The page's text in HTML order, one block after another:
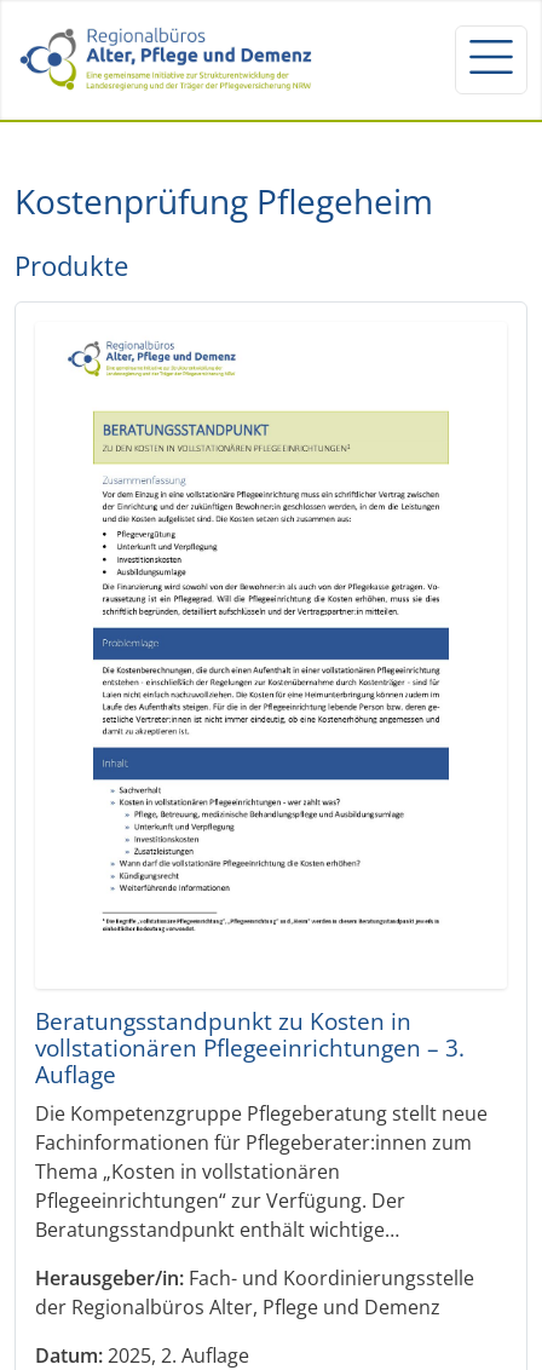
Kostenprüfung Pflegeheim
Produkte
Beratungsstandpunkt zu Kosten in
vollstationären Pflegeeinrichtungen – 3.
Auflage
Die Kompetenzgruppe Pflegeberatung stellt neue
Fachinformationen für Pflegeberater:innen zum
Thema „Kosten in vollstationären
Pflegeeinrichtungen“ zur Verfügung. Der
Beratungsstandpunkt enthält wichtige…
Herausgeber/in: Fach- und Koordinierungsstelle
der Regionalbüros Alter, Pflege und Demenz
Datum:2025, 2. Auflage